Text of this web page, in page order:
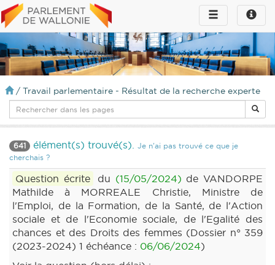
Toggle
infos
Toggle
navigation
/ Travail parlementaire - Résultat de la recherche experte
641 élément(s) trouvé(s). Je n'ai pas trouvé ce que je
cherchais ?
Question écrite du (15/05/2024) de VANDORPE
Mathilde à MORREALE Christie, Ministre de
l'Emploi, de la Formation, de la Santé, de l'Action
sociale et de l'Economie sociale, de l'Egalité des
chances et des Droits des femmes (Dossier n° 359
(2023-2024) 1 échéance : 06/06/2024)